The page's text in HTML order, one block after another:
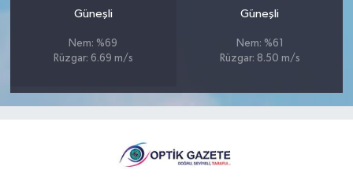
Güneşli
Nem: %69
Rüzgar: 6.69 m/s
Güneşli
Nem: %61
Rüzgar: 8.50 m/s